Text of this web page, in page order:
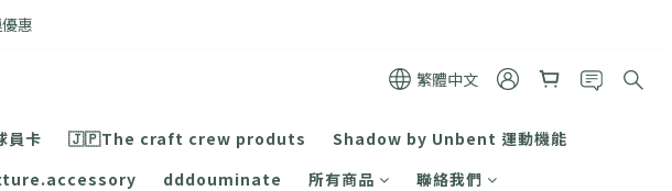
選貨
惠
繁體中文
員卡 🇯🇵The craft crew produts
Shadow by Unbent 運動機能
dddouminate 所有商品 聯絡我們